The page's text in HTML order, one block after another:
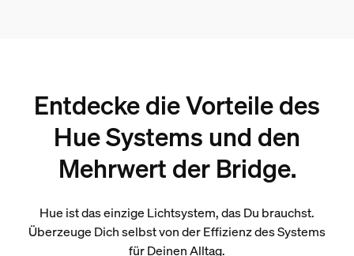
Entdecke die Vorteile des
Hue Systems und den
Mehrwert der Bridge.
Hue ist das einzige Lichtsystem, das Du brauchst.
Überzeuge Dich selbst von der Effizienz des Systems
für Deinen Alltag.